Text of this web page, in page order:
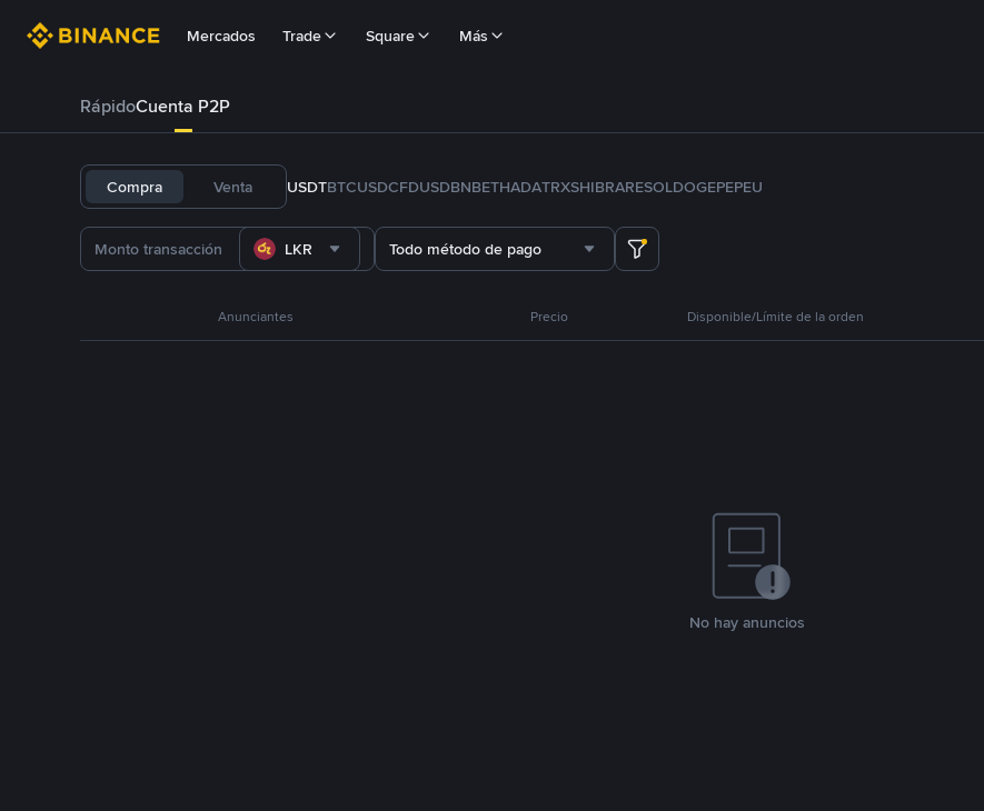
Mercados Trade Square Más
RápidoCuenta P2P
Compra Venta USDTBTCUSDCFDUSDBNBETHADATRXSHIBRARESOLDOGEPEPEU
LKR Todo método de pago
Anunciantes Precio Disponible/Límite de la orden
No hay anuncios